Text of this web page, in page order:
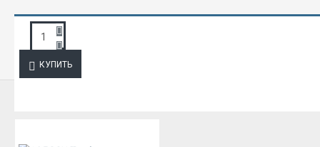
КУПИТЬ